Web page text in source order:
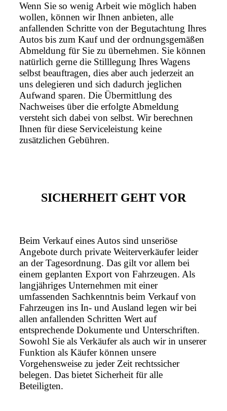
Wenn Sie so wenig Arbeit wie möglich haben
wollen, können wir Ihnen anbieten, alle
anfallenden Schritte von der Begutachtung Ihres
Autos bis zum Kauf und der ordnungsgemäßen
Abmeldung für Sie zu übernehmen. Sie können
natürlich gerne die Stilllegung Ihres Wagens
selbst beauftragen, dies aber auch jederzeit an
uns delegieren und sich dadurch jeglichen
Aufwand sparen. Die Übermittlung des
Nachweises über die erfolgte Abmeldung
versteht sich dabei von selbst. Wir berechnen
Ihnen für diese Serviceleistung keine
zusätzlichen Gebühren.
SICHERHEIT GEHT VOR
Beim Verkauf eines Autos sind unseriöse
Angebote durch private Weiterverkäufer leider
an der Tagesordnung. Das gilt vor allem bei
einem geplanten Export von Fahrzeugen. Als
langjähriges Unternehmen mit einer
umfassenden Sachkenntnis beim Verkauf von
Fahrzeugen ins In- und Ausland legen wir bei
allen anfallenden Schritten Wert auf
entsprechende Dokumente und Unterschriften.
Sowohl Sie als Verkäufer als auch wir in unserer
Funktion als Käufer können unsere
Vorgehensweise zu jeder Zeit rechtssicher
belegen. Das bietet Sicherheit für alle
Beteiligten.